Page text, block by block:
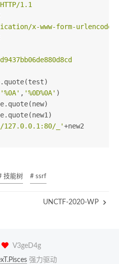
1.1
x-www-form-urlencoded
'%0A' , '%0D%0A' )
127.0.0.1:80/_'+new2
技能树 # ssrf
UNCTF-2020-WP
V3geD4g
强力驱动